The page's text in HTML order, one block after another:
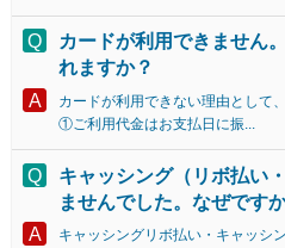
カードが利用できません
れますか？
カードが利用できない理由として
①ご利用代金はお支払日に振...
キャッシング（リボ払い
ませんでした。なぜです
キャッシングリボ払い・キャッシ